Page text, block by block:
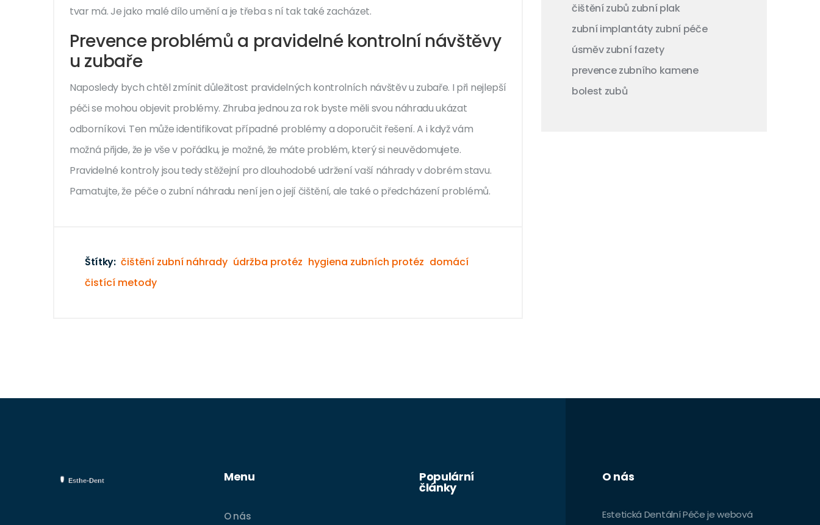
tvar má. Je jako malé dílo umění a je třeba s ní tak také zacházet.
Prevence problémů a pravidelné kontrolní návštěvy
u zubaře
Naposledy bych chtěl zmínit důležitost pravidelných kontrolních návštěv u zubaře. I při nejlepší
péči se mohou objevit problémy. Zhruba jednou za rok byste měli svou náhradu ukázat
odborníkovi. Ten může identifikovat případné problémy a doporučit řešení. A i když vám
možná přijde, že je vše v pořádku, je možné, že máte problém, který si neuvědomujete.
Pravidelné kontroly jsou tedy stěžejní pro dlouhodobé udržení vaší náhrady v dobrém stavu.
Pamatujte, že péče o zubní náhradu není jen o její čištění, ale také o předcházení problémů.
Štítky: čištění zubní náhrady údržba protéz hygiena zubních protéz domácí
čistící metody
čištění zubů zubní plak
zubní implantáty zubní péče
úsměvzubní fazety
prevence zubního kamene
bolest zubů
Menu
O nás
Populární
články
O nás
Estetická Dentální Péče je webová